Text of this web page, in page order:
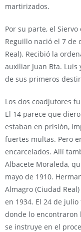
martirizados.
Por su parte, el
Reguillo nació el 7 de
Real). Recibió la
auxiliar Juan Bta. Luis
de sus primeros
Los dos coadjutores
El 14 parece que
estaban en prisión,
fuertes multas. Pero
encarcelados. Allí
Albacete Moraleda,
mayo de 1910.
Almagro (Ciudad
en 1934. El 24 de
donde lo encontraron
se instruye en el